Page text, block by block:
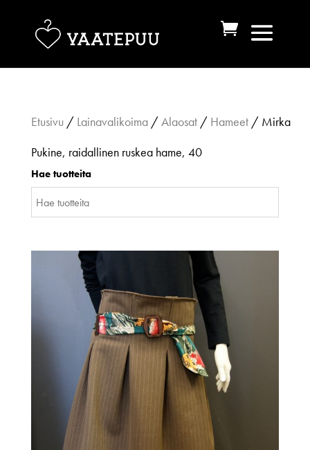
Etusivu / Lainavalikoima/Alaosat/ Hameet/ Mirka
Pukine, raidallinen ruskea hame, 40
Hae tuotteita